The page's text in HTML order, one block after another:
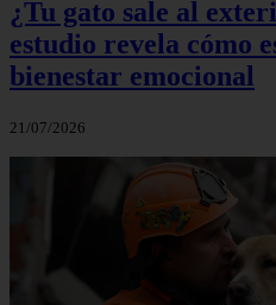
¿Tu gato sale al
estudio revela cómo
bienestar emocional
21/07/2026